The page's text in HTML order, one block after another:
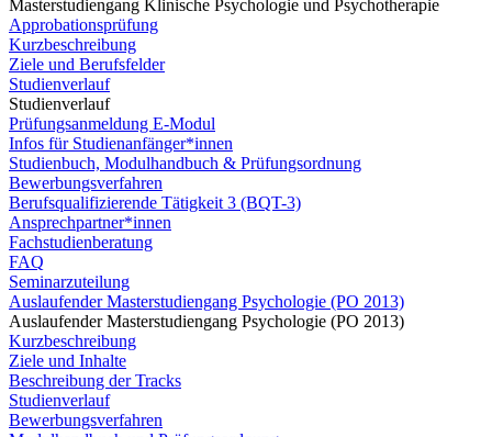
Masterstudiengang Klinische Psychologie und Psychotherapie
Approbationsprüfung
Kurzbeschreibung
Ziele und Berufsfelder
Studienverlauf
Studienverlauf
Prüfungsanmeldung E-Modul
Infos für Studienanfänger*innen
Studienbuch, Modulhandbuch & Prüfungsordnung
Bewerbungsverfahren
Berufsqualifizierende Tätigkeit 3 (BQT-3)
Ansprechpartner*innen
Fachstudienberatung
FAQ
Seminarzuteilung
Auslaufender Masterstudiengang Psychologie (PO 2013)
Auslaufender Masterstudiengang Psychologie (PO 2013)
Kurzbeschreibung
Ziele und Inhalte
Beschreibung der Tracks
Studienverlauf
Bewerbungsverfahren